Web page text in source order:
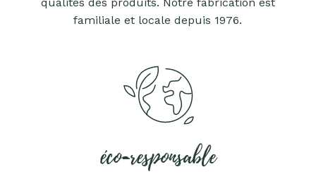
familiale et locale depuis 1976.
éco-responsable